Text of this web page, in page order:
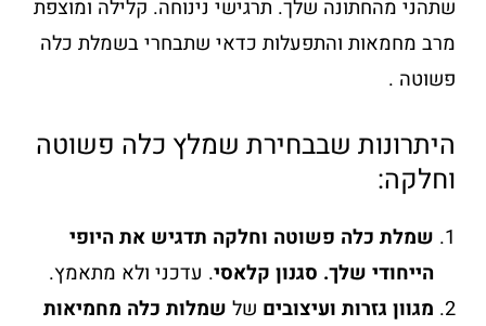
k
שתהני מהחתונה שלך. תרגישי נינוחה. קלילה ומוצפת
מרב מחמאות והתפעלות כדאי שתבחרי בשמלת כלה
פשוטה .
היתרונות שבבחירת שמלץ כלה פשוטה
וחלקה:
שמלת כלה פשוטה וחלקה תדגיש את היופי
הייחודי שלך. סגנון קלאסי. עדכני ולא מתאמץ.
מגוון גזרות ועיצובים של שמלות כלה מחמיאות